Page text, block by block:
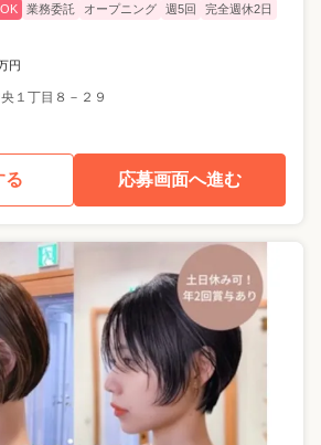
業務委託 オープニング 週5回
完全週休2日
円
１丁目８－２９
る 応募画面へ進む